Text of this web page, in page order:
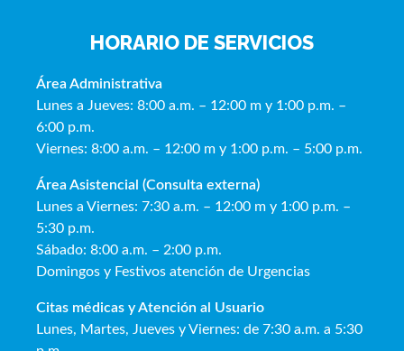
HORARIO DE SERVICIOS
Área Administrativa
Lunes a Jueves: 8:00 a.m. – 12:00 m y 1:00 p.m. –
6:00 p.m.
Viernes: 8:00 a.m. – 12:00 m y 1:00 p.m. – 5:00 p.m.
Área Asistencial (Consulta externa)
Lunes a Viernes: 7:30 a.m. – 12:00 m y 1:00 p.m. –
5:30 p.m.
Sábado: 8:00 a.m. – 2:00 p.m.
Domingos y Festivos atención de Urgencias
Citas médicas y Atención al Usuario
Lunes, Martes, Jueves y Viernes: de 7:30 a.m. a 5:30